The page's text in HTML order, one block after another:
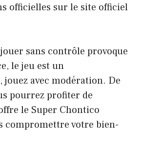
officielles sur le site officiel
jouer sans contrôle provoque
le jeu est un
jouez avec modération. De
pourrez profiter de
le Super Chontico
compromettre votre bien-